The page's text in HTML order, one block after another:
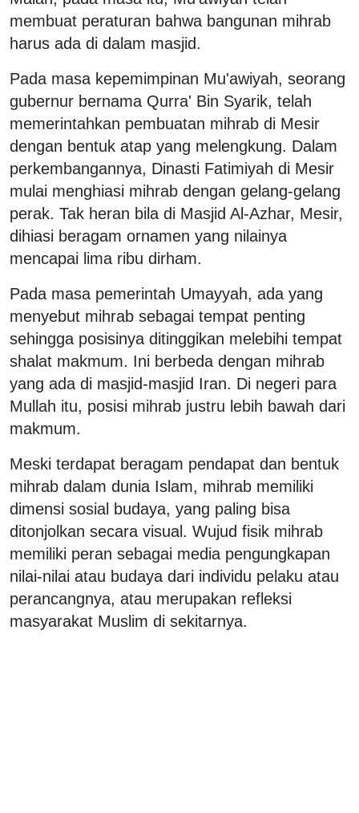
membuat peraturan bahwa bangunan mihrab
harus ada di dalam masjid.
Pada masa kepemimpinan Mu'awiyah, seorang
gubernur bernama Qurra' Bin Syarik, telah
memerintahkan pembuatan mihrab di Mesir
dengan bentuk atap yang melengkung. Dalam
perkembangannya, Dinasti Fatimiyah di Mesir
mulai menghiasi mihrab dengan gelang-gelang
perak. Tak heran bila di Masjid Al-Azhar, Mesir,
dihiasi beragam ornamen yang nilainya
mencapai lima ribu dirham.
Pada masa pemerintah Umayyah, ada yang
menyebut mihrab sebagai tempat penting
sehingga posisinya ditinggikan melebihi tempat
shalat makmum. Ini berbeda dengan mihrab
yang ada di masjid-masjid Iran. Di negeri para
Mullah itu, posisi mihrab justru lebih bawah dari
makmum.
Meski terdapat beragam pendapat dan bentuk
mihrab dalam dunia Islam, mihrab memiliki
dimensi sosial budaya, yang paling bisa
ditonjolkan secara visual. Wujud fisik mihrab
memiliki peran sebagai media pengungkapan
nilai-nilai atau budaya dari individu pelaku atau
perancangnya, atau merupakan refleksi
masyarakat Muslim di sekitarnya.